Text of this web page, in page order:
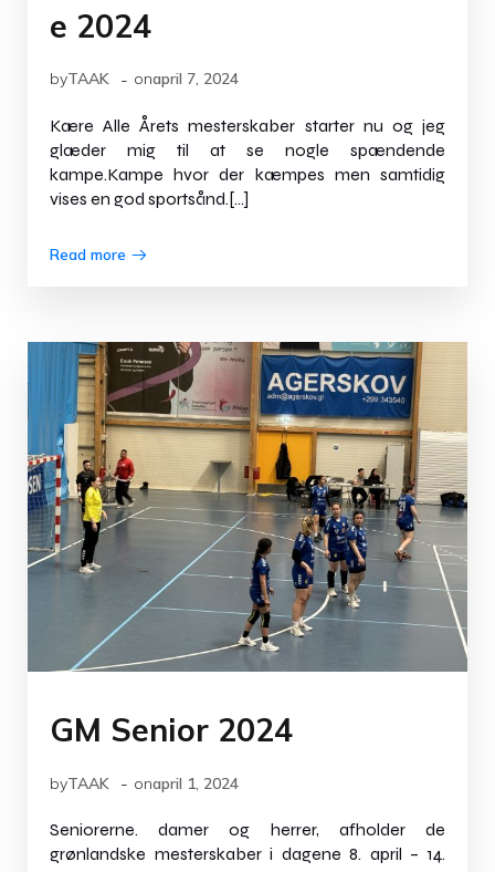
e 2024
byTAAK - onapril 7, 2024
Kære Alle Årets mesterskaber starter nu og jeg
glæder mig til at se nogle spændende
kampe.Kampe hvor der kæmpes men samtidig
vises en god sportsånd.[…]
Read more
GM Senior 2024
byTAAK - onapril 1, 2024
Seniorerne. damer og herrer, afholder de
grønlandske mesterskaber i dagene 8. april – 14.